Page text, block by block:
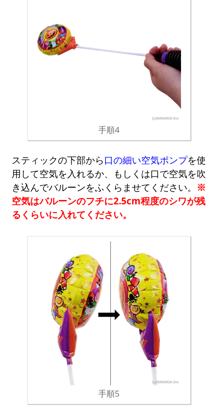
手順4
スティックの下部から 口の細い空気ポンプを使
用して空気を入れるか、もしくは口で空気を吹
き込んでバルーンをふくらませてください。 ※
空気はバルーンのフチに2.5cm程度のシワが残
るくらいに入れてください。
手順5